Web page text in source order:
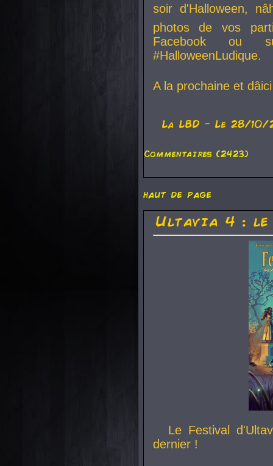
soir d'Halloween,
photos de vos
Facebook ou
#HalloweenLudique.
A la prochaine et
La LBD - Le 28/10/
Commentaires (2423)
haut de page
Ultavia 4 :
Le Festival
dernier !